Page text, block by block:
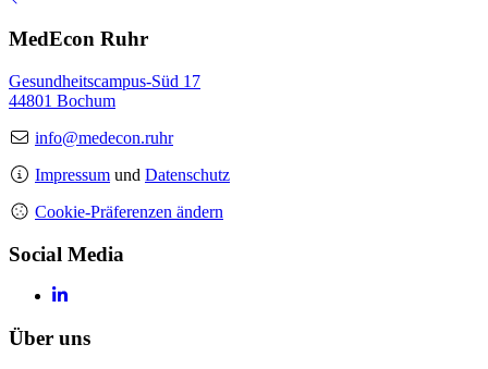
MedEcon Ruhr
Gesundheitscampus-Süd 17
44801 Bochum
info@medecon.ruhr
Impressum und Datenschutz
Cookie-Präferenzen ändern
Social Media
Über uns